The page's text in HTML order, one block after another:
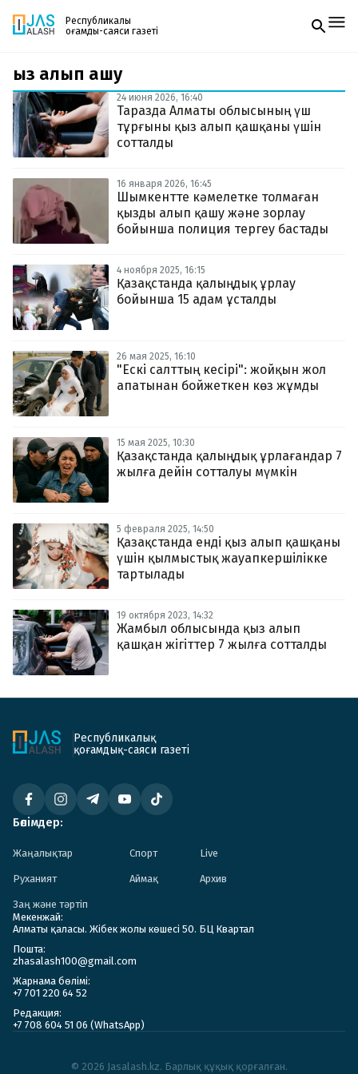
Республикалық
қоғамдық-саяси газеті
Жаңалықтар
Спорт
Live
Руханият
Аймақ
Архив
Заң және тәртіп
Редакциямен байланыс
+7 708 604 51 06
Жарнама бөлімі
Пошта
zhasalash100@gmail.com
Газетке жазылу
PDF форматтағы газетті ай сайын электронды
поштаңызға алып отырыңыз. Жаңа нөмір
шыққан сәтте сізге бірден жіберіледі. Тек email
қыз алып қашу
24 июня 2026, 16:40
Таразда Алматы облысының үш
тұрғыны қыз алып қашқаны үшін
сотталды
16 января 2026, 16:45
Шымкентте кәмелетке толмаған
қызды алып қашу және зорлау
бойынша полиция тергеу бастады
4 ноября 2025, 16:15
Қазақстанда қалыңдық ұрлау
бойынша 15 адам ұсталды
26 мая 2025, 16:10
"Ескі салттың кесірі": жойқын жол
апатынан бойжеткен көз жұмды
15 мая 2025, 10:30
Қазақстанда қалыңдық ұрлағандар 7
жылға дейін сотталуы мүмкін
5 февраля 2025, 14:50
Қазақстанда енді қыз алып қашқаны
үшін қылмыстық жауапкершілікке
тартылады
19 октября 2023, 14:32
Жамбыл облысында қыз алып
қашқан жігіттер 7 жылға сотталды
Республикалық
қоғамдық-саяси газеті
Бөлімдер:
Жаңалықтар Спорт Live
Руханият Аймақ Архив
Заң және тәртіп
Мекенжай:
Алматы қаласы. Жібек жолы көшесі 50. БЦ Квартал
Пошта:
zhasalash100@gmail.com
Жарнама бөлімі:
+7 701 220 64 52
Редакция:
+7 708 604 51 06 (WhatsApp)
© 2026 Jasalash.kz. Барлық құқық қорғалған.